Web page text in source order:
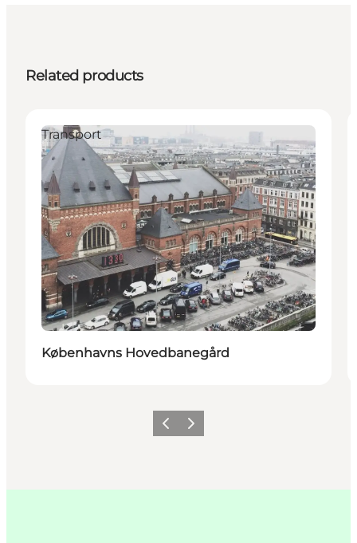
Related products
Transport
Københavns Hovedbanegård
Previous
Next